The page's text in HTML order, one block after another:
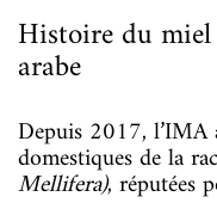
Histoire du
arabe
Depuis 2017, l’IMA
domestiques de la
Mellifera), réputées